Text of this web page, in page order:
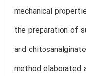
mechanical
the preparation of
and
method elaborated